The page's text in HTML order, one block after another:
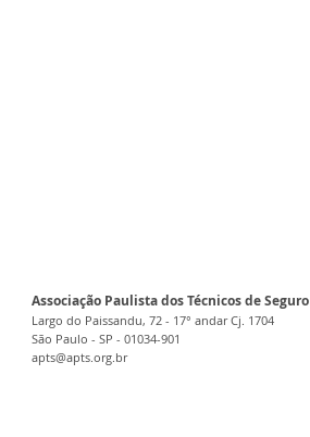
Associação Paulista dos Técnicos de Seguro
Largo do Paissandu, 72 - 17° andar Cj. 1704
São Paulo - SP - 01034-901
apts@apts.org.br